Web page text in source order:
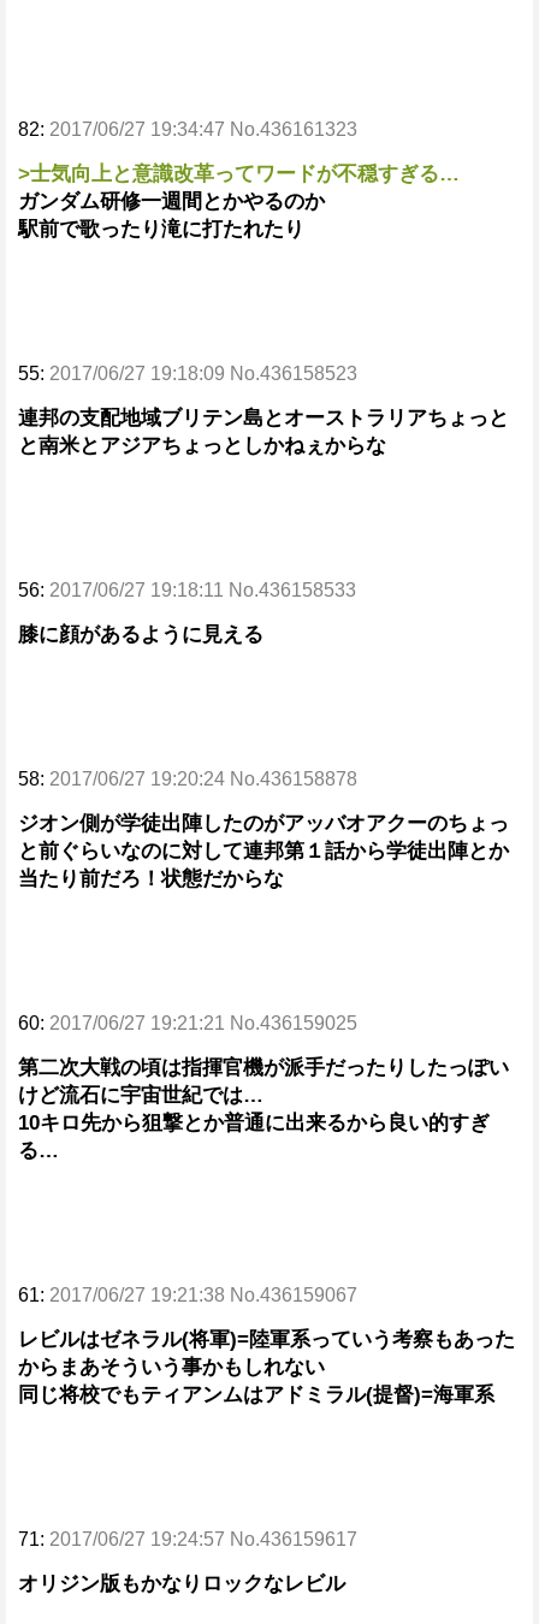
82: 2017/06/27 19:34:47 No.436161323
>士気向上と意識改革ってワードが不穏すぎる…
ガンダム研修一週間とかやるのか
駅前で歌ったり滝に打たれたり
55: 2017/06/27 19:18:09 No.436158523
連邦の支配地域ブリテン島とオーストラリアちょっと
と南米とアジアちょっとしかねぇからな
56: 2017/06/27 19:18:11 No.436158533
膝に顔があるように見える
58: 2017/06/27 19:20:24 No.436158878
ジオン側が学徒出陣したのがアッバオアクーのちょっ
と前ぐらいなのに対して連邦第１話から学徒出陣とか
当たり前だろ！状態だからな
60: 2017/06/27 19:21:21 No.436159025
第二次大戦の頃は指揮官機が派手だったりしたっぽい
けど流石に宇宙世紀では…
10キロ先から狙撃とか普通に出来るから良い的すぎ
る…
61: 2017/06/27 19:21:38 No.436159067
レビルはゼネラル(将軍)=陸軍系っていう考察もあった
からまあそういう事かもしれない
同じ将校でもティアンムはアドミラル(提督)=海軍系
71: 2017/06/27 19:24:57 No.436159617
オリジン版もかなりロックなレビル